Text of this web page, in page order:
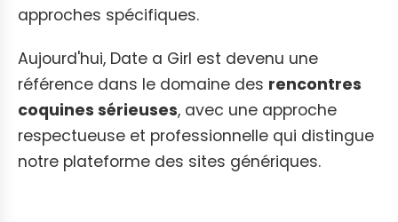
approches spécifiques.
Aujourd'hui, Date a Girl est devenu une
référence dans le domaine des rencontres
coquines sérieuses, avec une approche
respectueuse et professionnelle qui distingue
notre plateforme des sites génériques.